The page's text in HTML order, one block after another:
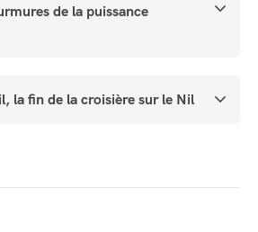
de la puissance
la fin de la croisière sur le Nil